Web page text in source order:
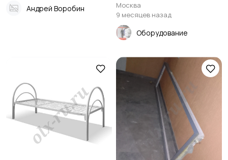
Андрей Воробин
Москва
9 месяцев назад
Оборудование